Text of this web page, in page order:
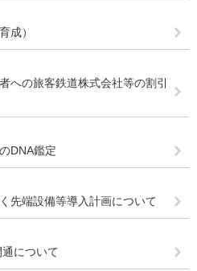
成）
への旅客鉄道株式会社等の割引
DNA鑑定
先端設備等導入計画について
について